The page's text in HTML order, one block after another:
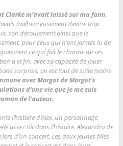
Clarke m’avait laissé sur ma faim.
malheureusement deviné trop
son déroulement ainsi que le
pour ceux qui n’ont jamais lu de
ce qui fait le charme de ses
à la fin, avec sa capacité de jouer
surprise, on est tout de suite moins
avec Margot de Margot’s
d’une vie que je me suis
de l’auteur.
l’histoire d’Alex, un personnage
assez tôt dans l’histoire. Alexandra de
d’un concert. Les deux jeunes filles